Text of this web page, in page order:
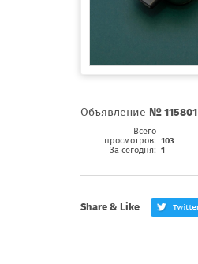
Объявление № 115801
Всего
просмотров: 103
За сегодня: 1
Share & Like